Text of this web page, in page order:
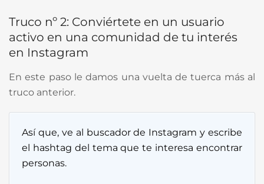
Truco nº 2: Conviértete en un usuario
activo en una comunidad de tu interés
en Instagram
En este paso le damos una vuelta de tuerca más al
truco anterior.
Así que, ve al buscador de Instagram y escribe
el hashtag del tema que te interesa encontrar
personas.